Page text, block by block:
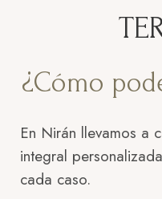
¿Cómo
En Nirán llevamos a
integral
cada caso.